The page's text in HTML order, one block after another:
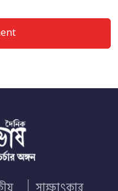
সাক্ষাৎকার